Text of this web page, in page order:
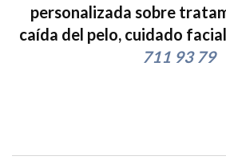
personalizada sobre
caída del pelo, cuidado
711 93 79